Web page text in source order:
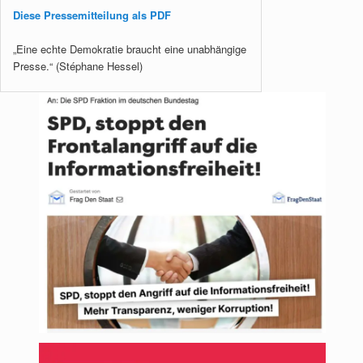
Diese Pressemitteilung als PDF
„Eine echte Demokratie braucht eine unabhängige
Presse.“ (Stéphane Hessel)